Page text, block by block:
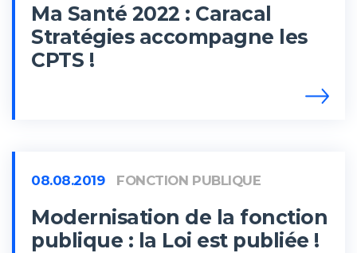
Ma Santé 2022 : Caracal
Stratégies accompagne les
CPTS !
08.08.2019 FONCTION PUBLIQUE
Modernisation de la fonction
publique : la Loi est publiée !